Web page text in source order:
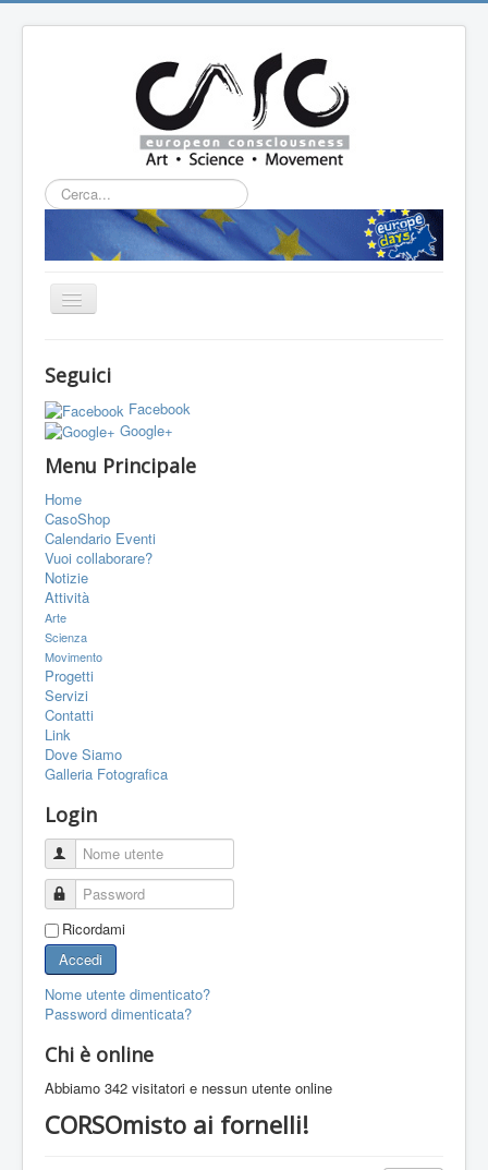
Cerca...
Cambia
navigazione
CHI SIAMO
L'ASSOCIAZIONE
PROGETTI
PORTFOLIO
CONTATTI
LINK
Seguici
Facebook
Google+
Menu Principale
Home
CasoShop
Calendario Eventi
Vuoi collaborare?
Notizie
Attività
Arte
Scienza
Movimento
Progetti
Servizi
Contatti
Link
Dove Siamo
Galleria Fotografica
Login
Nome utente
Password
Ricordami
Accedi
Nome utente dimenticato?
Password dimenticata?
Chi è online
Abbiamo 342 visitatori e nessun utente online
CORSOmisto ai fornelli!